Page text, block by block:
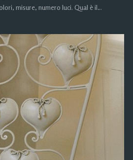
misure, numero luci. Qual è il…